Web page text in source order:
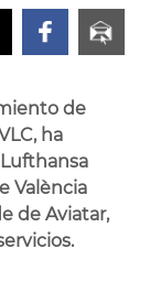
de
ha
València
de Aviatar,